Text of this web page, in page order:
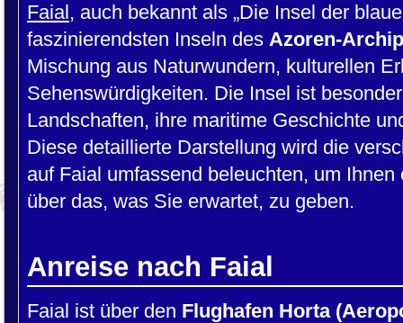
Faial, auch bekannt als „Die Insel der
faszinierendsten Inseln des Azoren-
Mischung aus Naturwundern, kulturellen
Sehenswürdigkeiten. Die Insel ist
Landschaften, ihre maritime Geschichte
Diese detaillierte Darstellung wird die
auf Faial umfassend beleuchten, um
über das, was Sie erwartet, zu geben.
Anreise nach Faial
Faial ist über den Flughafen Horta